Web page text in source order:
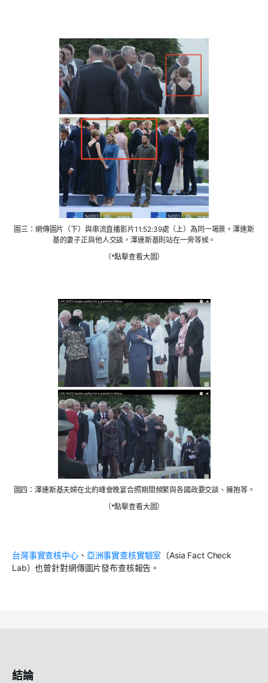
圖三：網傳圖片（下）與串流直播影片11:52:39處（上）為同一場景。澤連斯
基的妻子正與他人交談，澤連斯基則站在一旁等候。
（*點擊查看大圖）
圖四：澤連斯基夫婦在北約峰會晚宴合照期間頻繁與各國政要交談、擁抱等。
（*點擊查看大圖）
台灣事實查核中心、 亞洲事實查核實驗室 （Asia Fact Check
Lab）也曾針對網傳圖片發布查核報告。
結論